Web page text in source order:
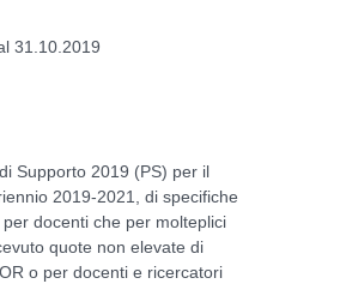
31.10.2019
Supporto 2019 (PS) per il
2019-2021, di specifiche
docenti che per molteplici
quote non elevate di
o per docenti e ricercatori